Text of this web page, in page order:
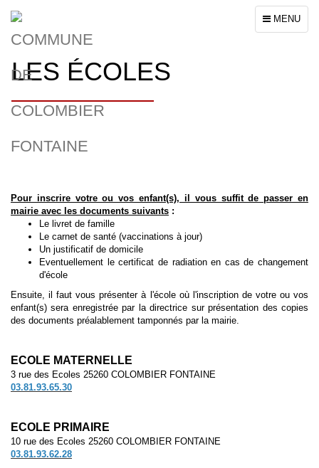
Toggle
navigation
MENU
LES ÉCOLES
Pour inscrire votre ou vos enfant(s), il vous suffit de passer en
mairie avec les documents suivants :
Le livret de famille
Le carnet de santé (vaccinations à jour)
Un justificatif de domicile
Eventuellement le certificat de radiation en cas de changement
d'école
Ensuite, il faut vous présenter à l'école où l'inscription de votre ou vos
enfant(s) sera enregistrée par la directrice sur présentation des copies
des documents préalablement tamponnés par la mairie.
ECOLE MATERNELLE
3 rue des Ecoles 25260 COLOMBIER FONTAINE
03.81.93.65.30
ECOLE PRIMAIRE
10 rue des Ecoles 25260 COLOMBIER FONTAINE
03.81.93.62.28